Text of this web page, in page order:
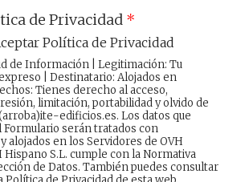
de Privacidad *
Política de Privacidad
de Información | Legitimación: Tu
| Destinatario: Alojados en
Tienes derecho al acceso,
limitación, portabilidad y olvido de
edificios.es. Los datos que
Formulario serán tratados con
alojados en los Servidores de OVH
Hispano S.L. cumple con la Normativa
de Datos. También puedes consultar